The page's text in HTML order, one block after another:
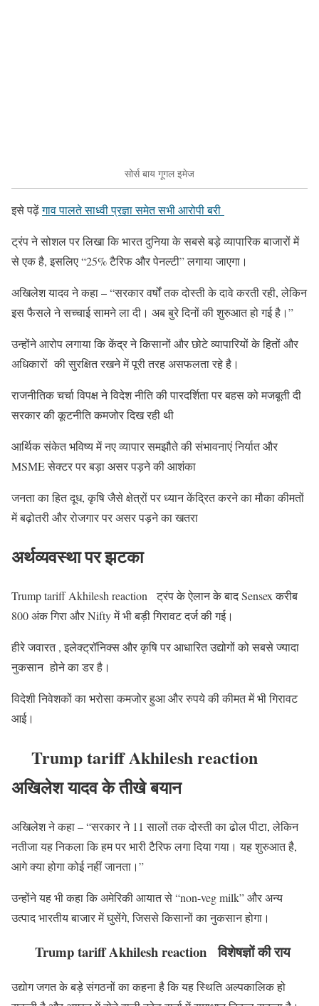
सोर्स बाय गूगल इमेज
इसे पढ़ेंगाव पालते साध्वी प्रज्ञा समेत सभी आरोपी बरी
ट्रंप ने सोशल पर लिखा कि भारत दुनिया के सबसे बड़े व्यापारिक बाजारों में
से एक है, इसलिए “25% टैरिफ और पेनल्टी” लगाया जाएगा।
अखिलेश यादव ने कहा – “सरकार वर्षों तक दोस्ती के दावे करती रही, लेकिन
इस फैसले ने सच्चाई सामने ला दी। अब बुरे दिनों की शुरुआत हो गई है।”
उन्होंने आरोप लगाया कि केंद्र ने किसानों और छोटे व्यापारियों के हितों और
अधिकारों की सुरक्षित रखने में पूरी तरह असफलता रहे है।
राजनीतिक चर्चा विपक्ष ने विदेश नीति की पारदर्शिता पर बहस को मजबूती दी
सरकार की कूटनीति कमजोर दिख रही थी
आर्थिक संकेत भविष्य में नए व्यापार समझौते की संभावनाएं निर्यात और
MSME सेक्टर पर बड़ा असर पड़ने की आशंका
जनता का हित दूध, कृषि जैसे क्षेत्रों पर ध्यान केंद्रित करने का मौका कीमतों
में बढ़ोतरी और रोजगार पर असर पड़ने का खतरा
अर्थव्यवस्था पर झटका
Trump tariff Akhilesh reaction ट्रंप के ऐलान के बाद Sensex करीब
800 अंक गिरा और Nifty में भी बड़ी गिरावट दर्ज की गई।
हीरे जवारत , इलेक्ट्रॉनिक्स और कृषि पर आधारित उद्योगों को सबसे ज्यादा
नुकसान होने का डर है।
विदेशी निवेशकों का भरोसा कमजोर हुआ और रुपये की कीमत में भी गिरावट
आई।
Trump tariff Akhilesh reaction
अखिलेश यादव के तीखे बयान
अखिलेश ने कहा – “सरकार ने 11 सालों तक दोस्ती का ढोल पीटा, लेकिन
नतीजा यह निकला कि हम पर भारी टैरिफ लगा दिया गया। यह शुरुआत है,
आगे क्या होगा कोई नहीं जानता।”
उन्होंने यह भी कहा कि अमेरिकी आयात से “non-veg milk” और अन्य
उत्पाद भारतीय बाजार में घुसेंगे, जिससे किसानों का नुकसान होगा।
Trump tariff Akhilesh reaction विशेषज्ञों की राय
उद्योग जगत के बड़े संगठनों का कहना है कि यह स्थिति अल्पकालिक हो